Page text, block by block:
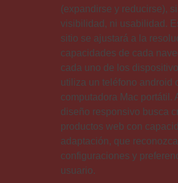
(expandirse y reducirse),
visibilidad, ni usabilidad.
sitio se ajustará a la
capacidades de cada
cada uno de los
utiliza un teléfono android
computadora Mac portátil.
diseño responsivo busca
productos web con
adaptación, que
configuraciones y
usuario.